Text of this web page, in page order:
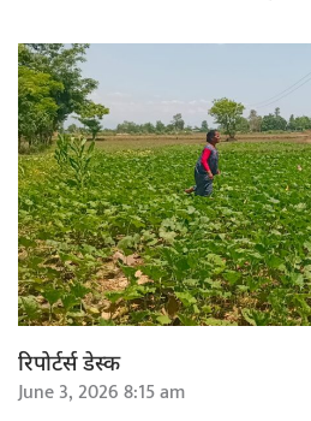
रिपोर्टर्स डेस्क
June 3, 2026 8:15 am